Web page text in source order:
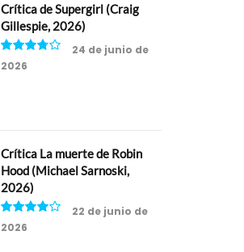
Crítica de Supergirl (Craig
Gillespie, 2026)
7.5
24 de junio de
2026
Crítica La muerte de Robin
Hood (Michael Sarnoski,
2026)
8
22 de junio de
2026